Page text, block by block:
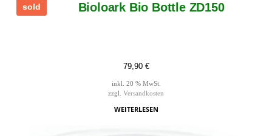
sold Bioloark Bio Bottle ZD150
79,90 €
inkl. 20 % MwSt.
zzgl. Versandkosten
WEITERLESEN